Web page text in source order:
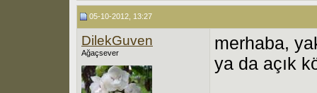
05-10-2012, 13:27
DilekGuven
Ağaçsever
merhaba,
ya da açık